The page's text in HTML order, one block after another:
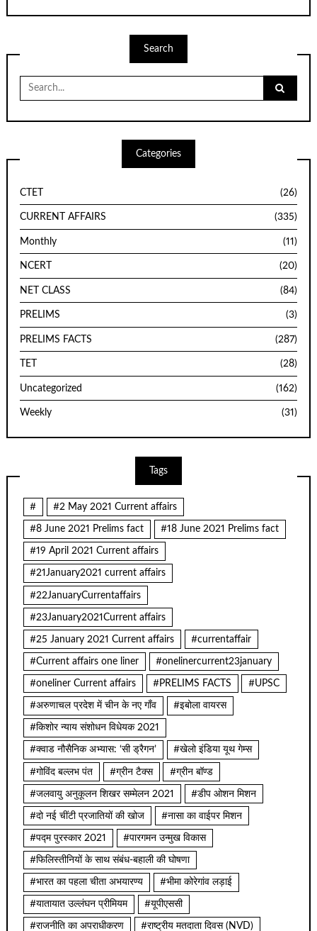
Search
for:
Categories
CTET (26)
CURRENT AFFAIRS (335)
Monthly (11)
NCERT (20)
NET CLASS (84)
PRELIMS (3)
PRELIMS FACTS (287)
TET (28)
Uncategorized (162)
Weekly (31)
Tags
# #2 May 2021 Current affairs
#8 June 2021 Prelims fact #18 June 2021 Prelims fact
#19 April 2021 Current affairs
#21January2021 current affairs
#22JanuaryCurrentaffairs
#23January2021Current affairs
#25 January 2021 Current affairs #currentaffair
#Current affairs one liner #onelinercurrent23january
#oneliner Current affairs #PRELIMS FACTS #UPSC
#अरुणाचल प्रदेश में चीन के नए गाँव #इबोला वायरस
#किशोर न्याय संशोधन विधेयक 2021
#क्वाड नौसैनिक अभ्यास: ‘सी ड्रैगन’ #खेलो इंडिया यूथ गेम्स
#गोविंद बल्लभ पंत #ग्रीन टैक्स #ग्रीन बॉण्ड
#जलवायु अनुकूलन शिखर सम्मेलन 2021 #डीप ओशन मिशन
#दो नई चींटी प्रजातियों की खोज #नासा का वाईपर मिशन
#पद्म पुरस्कार 2021 #पारगमन उन्मुख विकास
#फिलिस्तीनियों के साथ संबंध-बहाली की घोषणा
#भारत का पहला चीता अभयारण्य #भीमा कोरेगांव लड़ाई
#यातायात उल्लंघन प्रीमियम #यूपीएससी
#राजनीति का अपराधीकरण #राष्ट्रीय मतदाता दिवस (NVD)